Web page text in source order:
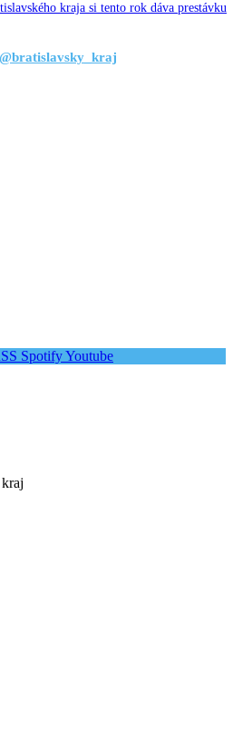
kraja si tento rok dáva prestávku
@bratislavsky_kraj
SpotifyYoutube